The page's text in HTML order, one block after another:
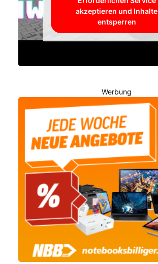
akzeptieren und Inhalte
entsperren
Werbung